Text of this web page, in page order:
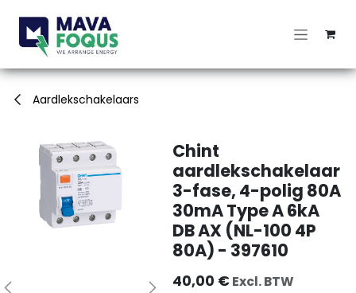
Aardlekschakelaars
Chint
aardlekschakelaar
3-fase, 4-polig 80A
30mA Type A 6kA
DB AX (NL-100 4P
80A) - 397610
40,00 €Excl. BTW